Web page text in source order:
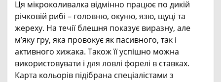
Ця мікроколивалка відмінно працює по дикій
річковій рибі – головню, окуню, язю, щуці та
жереху. На течії блешня показує виразну, але
м’яку гру, яка провокує як пасивного, так і
активного хижака. Також її успішно можна
використовувати і для ловлі форелі в ставках.
Карта кольорів підібрана спеціалістами з